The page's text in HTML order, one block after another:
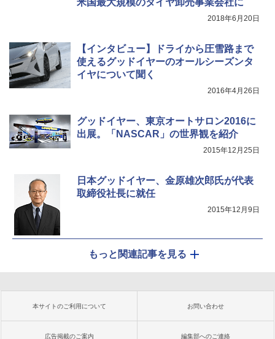
2018年6月20日
【インタビュー】ドライから圧雪路まで
使えるグッドイヤーのオールシーズンタ
イヤについて聞く
2016年4月26日
グッドイヤー、東京オートサロン2016に
出展。「NASCAR」の世界観を紹介
2015年12月25日
日本グッドイヤー、金原雄次郎氏が代表
取締役社長に就任
2015年12月9日
もっと関連記事を見る
本サイトのご利用について お問い合わせ
広告掲載のご案内 編集部へのご連絡